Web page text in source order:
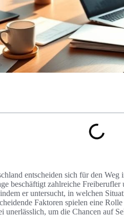
entscheiden sich für den
beschäftigt zahlreiche
er untersucht, in welchen
Faktoren spielen eine
unerlässlich, um die Chancen auf